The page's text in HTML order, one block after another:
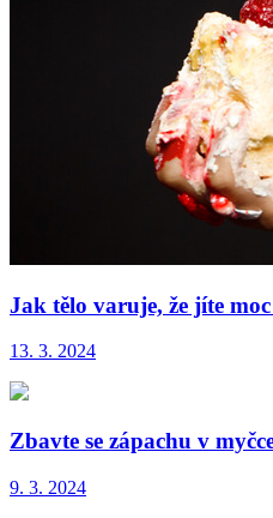
Jak tělo varuje, že jíte
13. 3. 2024
Zbavte se zápachu v
9. 3. 2024